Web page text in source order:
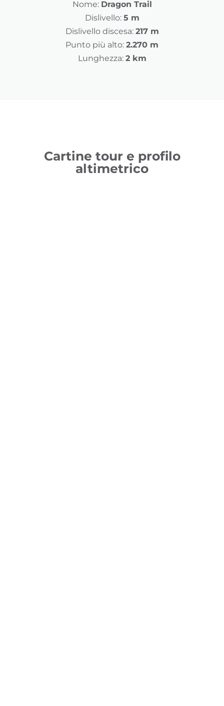
Nome: Dragon Trail
Dislivello: 5 m
Dislivello discesa: 217 m
Punto più alto: 2.270 m
Lunghezza: 2 km
Cartine tour e profilo
altimetrico